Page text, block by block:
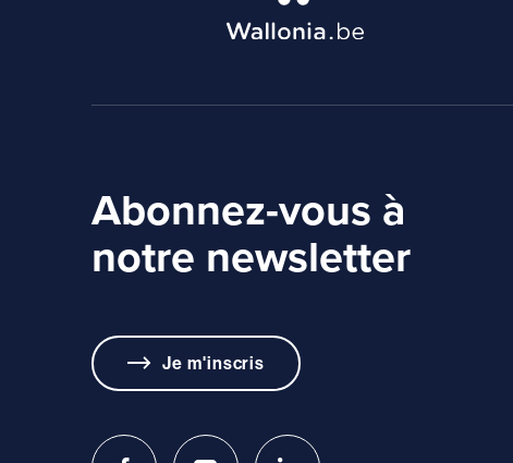
Abonnez-vous à
notre newsletter
Je m'inscris